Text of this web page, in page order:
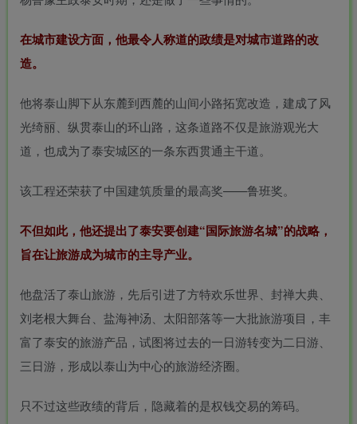
在城市建设方面，他最令人称道的政绩是对城市道路的改
造。
他将泰山脚下从东麓到西麓的山间小路拓宽改造，建成了风
光绮丽、纵贯泰山的环山路，这条道路不仅是旅游观光大
道，也成为了泰安城区的一条东西贯通主干道。
该工程还荣获了中国建筑质量的最高奖——鲁班奖。
不但如此，他还提出了泰安要创建“国际旅游名城”的战略，
旨在让旅游成为城市的主导产业。
他盘活了泰山旅游，先后引进了方特欢乐世界 、封禅大典、
刘老根大舞台、盐海神汤、太阳部落等一大批旅游项目，丰
富了泰安的旅游产品，试图将过去的一日游转变为二日游、
三日游，形成以泰山为中心的旅游经济圈。
只不过这些政绩的背后，隐藏着的是权钱交易的筹码。